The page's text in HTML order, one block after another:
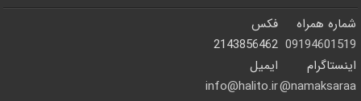
شماره همراه
فکس
09194601519
2143856462
اینستاگرام
ایمیل
namaksaraa@
info@halito.ir